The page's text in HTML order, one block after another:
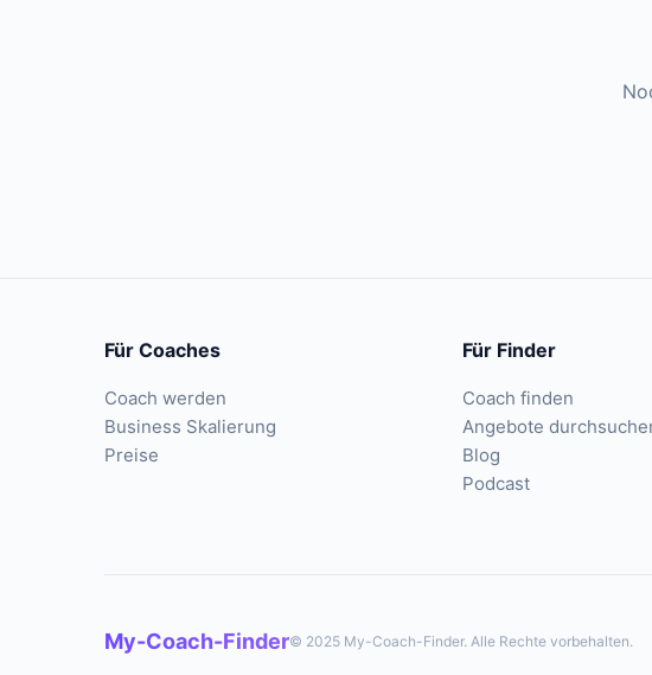
Für Coaches
Coach werden
Business Skalierung
Preise
Für Finder
Coach finden
Angebote
Blog
Podcast
My-Coach-Finder© 2025 My-Coach-Finder. Alle Rechte vorbehalten.